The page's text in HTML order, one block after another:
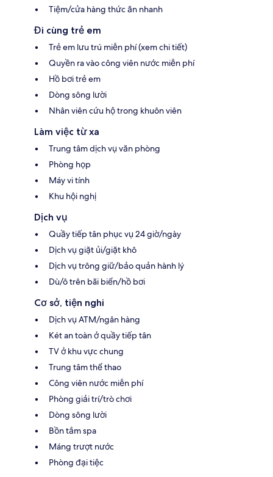
Tiệm/cửa hàng thức ăn nhanh
Đi cùng trẻ em
Trẻ em lưu trú miễn phí (xem chi tiết)
Quyền ra vào công viên nước miễn phí
Hồ bơi trẻ em
Dòng sông lười
Nhân viên cứu hộ trong khuôn viên
Làm việc từ xa
Trung tâm dịch vụ văn phòng
Phòng họp
Máy vi tính
Khu hội nghị
Dịch vụ
Quầy tiếp tân phục vụ 24 giờ/ngày
Dịch vụ giặt ủi/giặt khô
Dịch vụ trông giữ/bảo quản hành lý
Dù/ô trên bãi biển/hồ bơi
Cơ sở, tiện nghi
Dịch vụ ATM/ngân hàng
Két an toàn ở quầy tiếp tân
TV ở khu vực chung
Trung tâm thể thao
Công viên nước miễn phí
Phòng giải trí/trò chơi
Dòng sông lười
Bồn tắm spa
Máng trượt nước
Phòng đại tiệc